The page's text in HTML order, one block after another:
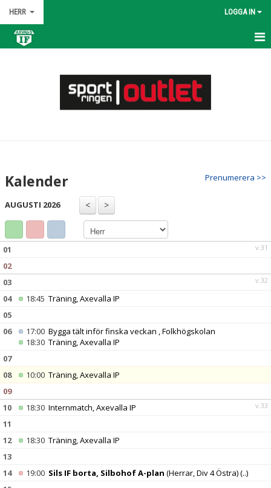
HERR LOGGA IN
KONTAKT
Prenumerera >>
Kalender
AUGUSTI 2026
v.31
01
02
v.32
03
04
18:45 Träning, Axevalla IP
05
06
17:00 Bygga tält inför finska veckan , Folkhögskolan
18:30 Träning, Axevalla IP
07
08
10:00 Träning, Axevalla IP
09
v.33
10 18:30 Internmatch, Axevalla IP
11
12
18:30 Träning, Axevalla IP
13
14
19:00 Sils IF borta, Silbohof A-plan (Herrar, Div 4 Östra)(..)